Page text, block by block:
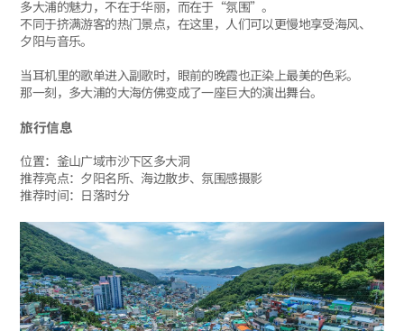
多大浦的魅力，不在于华丽，而在于“氛围”。
不同于挤满游客的热门景点，在这里，人们可以更慢地享受海风、
夕阳与音乐。
当耳机里的歌单进入副歌时，眼前的晚霞也正染上最美的色彩。
那一刻，多大浦的大海仿佛变成了一座巨大的演出舞台。
旅行信息
位置：釜山广域市沙下区多大洞
推荐亮点：夕阳名所、海边散步、氛围感摄影
推荐时间：日落时分